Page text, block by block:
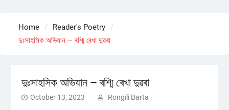
Home
Reader's Poetry
দুঃসাহসিক অভিযান – ৰশ্মি ৰেখা দুৱৰা
দুঃসাহসিক অভিযান – ৰশ্মি ৰেখা দুৱৰা
October 13, 2023 Rongili Barta